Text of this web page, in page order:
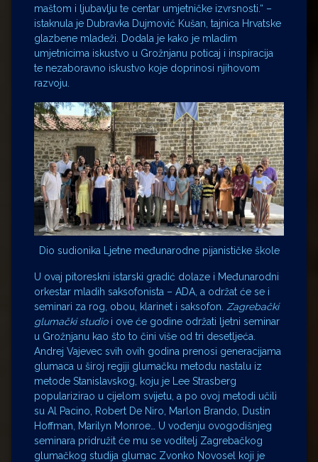
maštom i ljubavlju te centar umjetničke izvrsnosti.“ –
istaknula je Dubravka Dujmović Kušan, tajnica Hrvatske
glazbene mladeži. Dodala je kako je mladim
umjetnicima iskustvo u Grožnjanu poticaj i inspiracija
te nezaboravno iskustvo koje doprinosi njihovom
razvoju.
Dio sudionika Ljetne međunarodne pijanističke škole
U ovaj pitoreskni istarski gradić dolaze i Međunarodni
orkestar mladih saksofonista – ADA, a održat će se i
seminari za rog, obou, klarinet i saksofon. Zagrebački
glumački studioi ove će godine održati ljetni seminar
u Grožnjanu kao što to čini više od tri desetljeća.
Andrej Vajevec svih ovih godina prenosi generacijama
glumaca u široj regiji glumačku metodu nastalu iz
metode Stanislavskog, koju je Lee Strasberg
popularizirao u cijelom svijetu, a po ovoj metodi učili
su Al Pacino, Robert De Niro, Marlon Brando, Dustin
Hoffman, Marilyn Monroe… U vođenju ovogodišnjeg
seminara pridružit će mu se voditelj Zagrebačkog
glumačkog studija glumac Zvonko Novosel koji je